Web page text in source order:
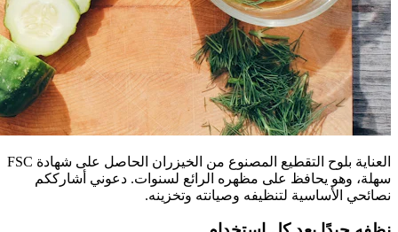
العناية بلوح التقطيع المصنوع من الخيزران الحاصل على شهادة FSC
سهلة، وهو يحافظ على مظهره الرائع لسنوات. دعوني أشارككم
نصائحي الأساسية لتنظيفه وصيانته وتخزينه.